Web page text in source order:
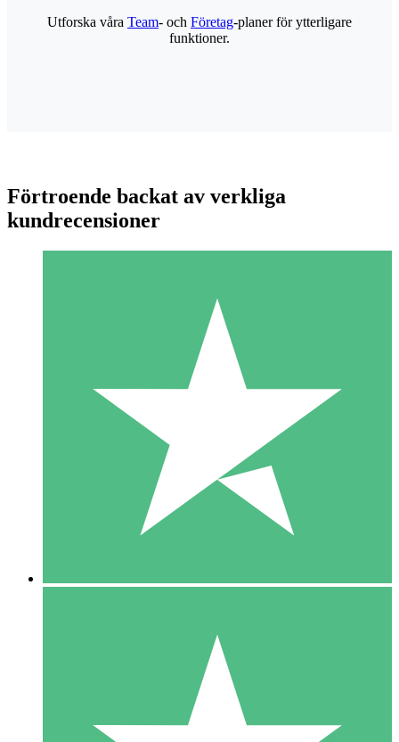
Individuella Kreditpaket
Betala per användning med nedladdningskrediter. Inget
1 Nedladdningar
10 00
10 Nedladdningar
20 00
Utforska våra Team- och Företag-planer för ytterligare
funktioner.
Förtroende backat av verkliga
kundrecensioner